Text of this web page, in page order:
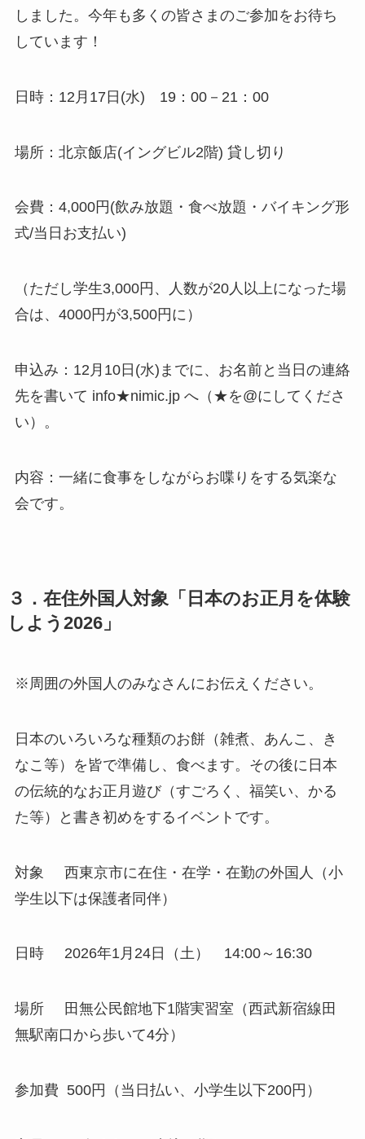
しました。今年も多くの皆さまのご参加をお待ち
しています！
日時：12月17日(水) 19：00－21：00
場所：北京飯店(イングビル2階) 貸し切り
会費：4,000円(飲み放題・食べ放題・バイキング形
式/当日お支払い)
（ただし学生3,000円、人数が20人以上になった場
合は、4000円が3,500円に）
申込み：12月10日(水)までに、お名前と当日の連絡
先を書いて info★nimic.jp へ（★を@にしてくださ
い）。
内容：一緒に食事をしながらお喋りをする気楽な
会です。
３．在住外国人対象「日本のお正月を体験
しよう2026」
※周囲の外国人のみなさんにお伝えください。
日本のいろいろな種類のお餅（雑煮、あんこ、き
なこ等）を皆で準備し、食べます。その後に日本
の伝統的なお正月遊び（すごろく、福笑い、かる
た等）と書き初めをするイベントです。
対象 西東京市に在住・在学・在勤の外国人（小
学生以下は保護者同伴）
日時 2026年1月24日（土） 14:00～16:30
場所 田無公民館地下1階実習室（西武新宿線田
無駅南口から歩いて4分）
参加費 500円（当日払い、小学生以下200円）